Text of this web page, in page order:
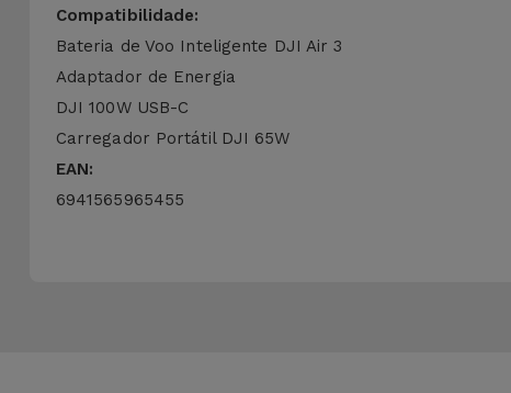
Compatibilidade:
Bateria de Voo Inteligente DJI Air 3
Adaptador de Energia
DJI 100W USB-C
Carregador Portátil DJI 65W
EAN:
6941565965455